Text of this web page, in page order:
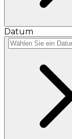
Datum